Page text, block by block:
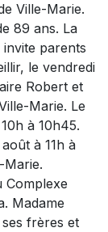
Ville-Marie.
89 ans. La
invite parents
le vendredi
Robert et
Marie. Le
à 10h45.
à 11h à
Marie.
Complexe
Madame
ses frères et